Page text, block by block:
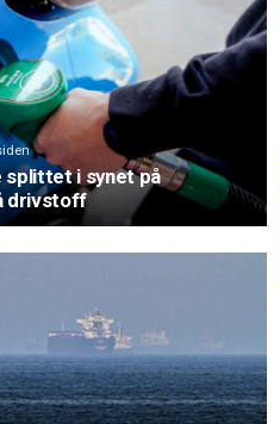
splittet i synet på
drivstoff